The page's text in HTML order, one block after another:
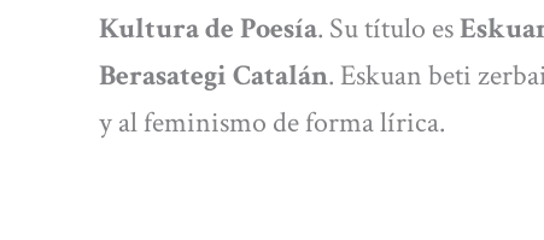
Kultura de Poesía. Su título es
Berasategi Catalán. Eskuan beti
y al feminismo de forma lírica.